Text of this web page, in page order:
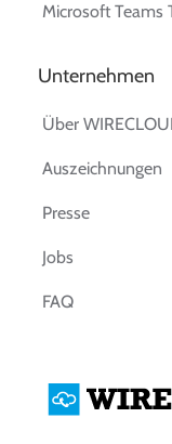
Microsoft Teams
Unternehmen
Über
Auszeichnungen
Presse
Jobs
FAQ